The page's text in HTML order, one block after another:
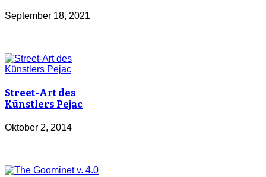
September 18, 2021
Street-Art des
Künstlers Pejac
Oktober 2, 2014